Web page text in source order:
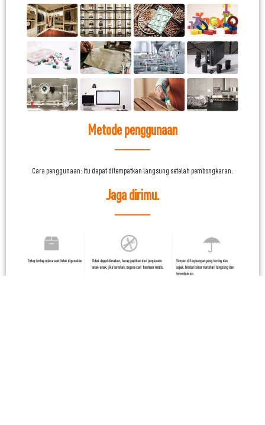
Metode penggunaan
Cara penggunaan: Itu dapat ditempatkan langsung setelah pembongkaran.
Jaga dirimu.